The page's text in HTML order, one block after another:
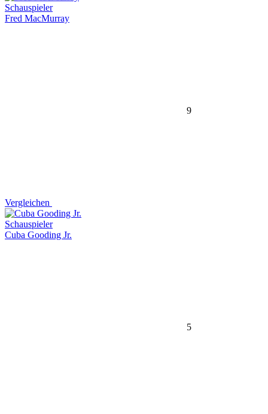
Schauspieler
Fred MacMurray
9
Vergleichen
Schauspieler
Cuba Gooding Jr.
5